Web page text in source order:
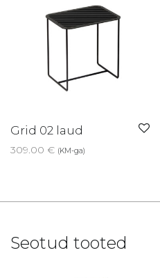
Grid 02 laud
309.00 € (KM-ga)
Seotud tooted